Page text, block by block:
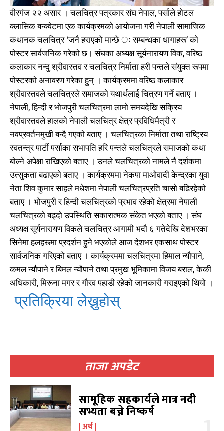
काबिलखबर एफएम सुन्नुहोस
उज्यालो एफएम सुन्नुहोस
काबिलखबर एफएम सुन्नुहोस
उज्यालो एफएम सुन्नुहोस
ताजा अपडेट
सामूहिक सहकार्यले मात्र नदी
सभ्यता बच्ने निष्कर्ष
अर्थ
वीरगंज २२ असार । चलचित्र पत्रकार संघ नेपाल, पर्साले होटल
क्लासिक बन्क्वेटमा एक कार्यक्रमको आयोजना गरी नेपाली सामाजिक
कथानक चलचित्र ‘जनै हराएको मान्छे ः सम्बन्धका धागाहरू’ को
पोस्टर सार्वजनिक गरेको छ। संघका अध्यक्ष सूर्यनारायण विक, वरिष्ठ
कलाकार नन्दु श्रीवास्तव र चलचित्र निर्माता हरी पन्तले संयुक्त रूपमा
पोस्टरको अनावरण गरेका हुन् । कार्यक्रममा वरिष्ठ कलाकार
श्रीवास्तवले चलचित्रले समाजको यथार्थलाई चित्रण गर्ने बताए ।
नेपाली, हिन्दी र भोजपुरी चलचित्रमा लामो समयदेखि सक्रिय
श्रीवास्तवले हालको नेपाली चलचित्र क्षेत्र प्रविधिमैत्री र
नवप्रवर्तनमुखी बन्दै गएको बताए । चलचित्रका निर्माता तथा राष्ट्रिय
स्वतन्त्र पार्टी पर्साका सभापति हरि पन्तले चलचित्रले समाजको कथा
बोल्ने अपेक्षा राखिएको बताए । उनले चलचित्रको नामले नै दर्शकमा
उत्सुकता बढाएको बताए । कार्यक्रममा नेकपा माओवादी केन्द्रका युवा
नेता शिव कुमार साहले मधेशमा नेपाली चलचित्रप्रति चासो बढिरहेको
बताए । भोजपुरी र हिन्दी चलचित्रको प्रभाव रहेको क्षेत्रमा नेपाली
चलचित्रको बढ्दो उपस्थिति सकारात्मक संकेत भएको बताए । संघ
अध्यक्ष सूर्यनारायण विकले चलचित्र आगामी भदौ ६ गतेदेखि देशभरका
सिनेमा हलहरूमा प्रदर्शन हुने भएकोले आज देशभर एकसाथ पोस्टर
सार्वजनिक गरिएको बताए । कार्यक्रममा चलचित्रमा हिमाल न्यौपाने,
कमल न्यौपाने र बिमल न्यौपाने तथा प्रमुख भूमिकामा विजय बराल, केकी
अधिकारी, मिरूना मगर र गौरव पहाडी रहेको जानकारी गराइएको थियो ।
प्रतिक्रिया लेख्नुहोस्